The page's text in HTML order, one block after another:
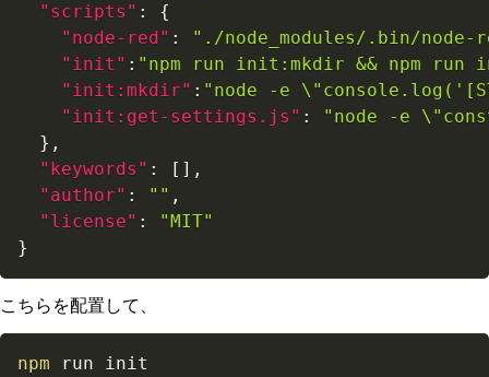
"scripts" :
{
"node-red" :
"./node_modules/.bin/
"init" : "npm run init:mkdir && npm
"init:mkdir" : "node -e
"init:get-settings.js" :
"node -e
} ,
"keywords" : [ ] ,
"author" : "" ,
"license" :
"MIT"
}
こちらを配置して、
npm run init